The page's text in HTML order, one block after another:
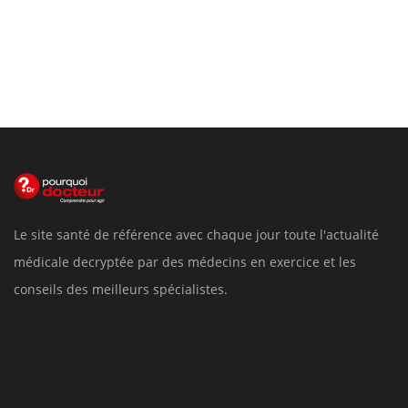
Le site santé de référence avec chaque jour toute l'actualité
médicale decryptée par des médecins en exercice et les
conseils des meilleurs spécialistes.